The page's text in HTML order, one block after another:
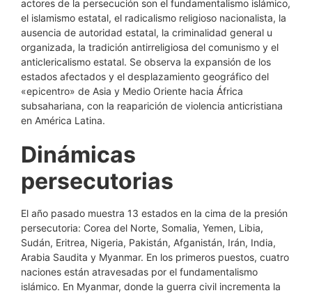
actores de la persecución son el fundamentalismo islámico,
el islamismo estatal, el radicalismo religioso nacionalista, la
ausencia de autoridad estatal, la criminalidad general u
organizada, la tradición antirreligiosa del comunismo y el
anticlericalismo estatal. Se observa la expansión de los
estados afectados y el desplazamiento geográfico del
«epicentro» de Asia y Medio Oriente hacia África
subsahariana, con la reaparición de violencia anticristiana
en América Latina.
Dinámicas
persecutorias
El año pasado muestra 13 estados en la cima de la presión
persecutoria: Corea del Norte, Somalia, Yemen, Libia,
Sudán, Eritrea, Nigeria, Pakistán, Afganistán, Irán, India,
Arabia Saudita y Myanmar. En los primeros puestos, cuatro
naciones están atravesadas por el fundamentalismo
islámico. En Myanmar, donde la guerra civil incrementa la